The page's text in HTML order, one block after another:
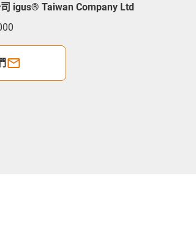
igus® Taiwan Company Ltd